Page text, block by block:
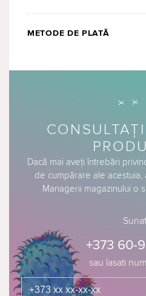
METODE DE PLATĂ
Dacă mai aveți întrebări
de cumpărare ale acestuia,
Managerii magazinului o
sau lasati
+373 60-